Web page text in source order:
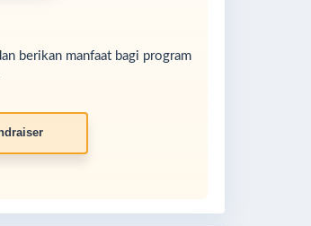
berikan manfaat bagi program